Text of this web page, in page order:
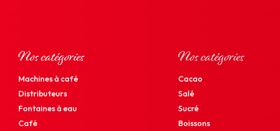
Nos catégories
Machines à café
Distributeurs
Fontaines à eau
Café
Nos catégories
Cacao
Salé
Sucré
Boissons